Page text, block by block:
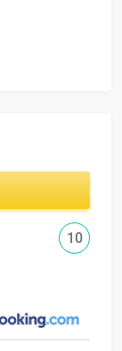
10